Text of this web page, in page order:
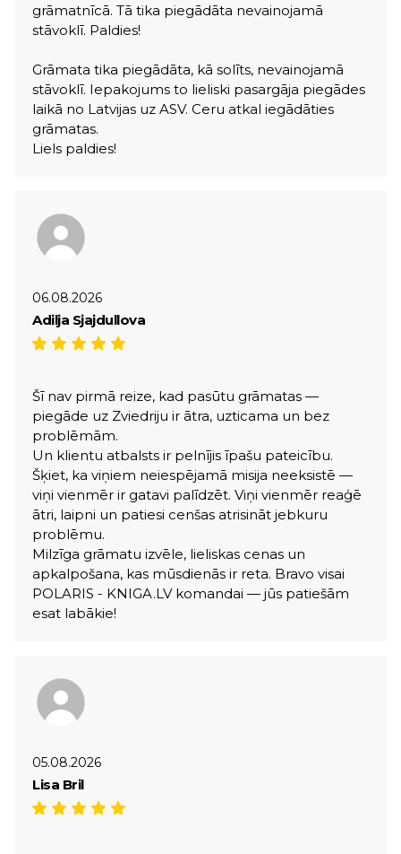
grāmatnīcā. Tā tika piegādāta nevainojamā
stāvoklī. Paldies!
Grāmata tika piegādāta, kā solīts, nevainojamā
stāvoklī. Iepakojums to lieliski pasargāja piegādes
laikā no Latvijas uz ASV. Ceru atkal iegādāties
grāmatas.
Liels paldies!
06.08.2026
Adilja Sjajdullova
Šī nav pirmā reize, kad pasūtu grāmatas —
piegāde uz Zviedriju ir ātra, uzticama un bez
problēmām.
Un klientu atbalsts ir pelnījis īpašu pateicību.
Šķiet, ka viņiem neiespējamā misija neeksistē —
viņi vienmēr ir gatavi palīdzēt. Viņi vienmēr reaģē
ātri, laipni un patiesi cenšas atrisināt jebkuru
problēmu.
Milzīga grāmatu izvēle, lieliskas cenas un
apkalpošana, kas mūsdienās ir reta. Bravo visai
POLARIS - KNIGA.LV komandai — jūs patiešām
esat labākie!
05.08.2026
Lisa Bril